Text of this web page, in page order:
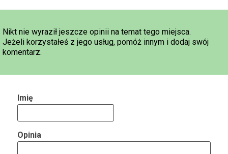
Nikt nie wyraził jeszcze opinii na temat tego miejsca.
Jeżeli korzystałeś z jego usług, pomóż innym i dodaj swój
komentarz.
Imię
Opinia